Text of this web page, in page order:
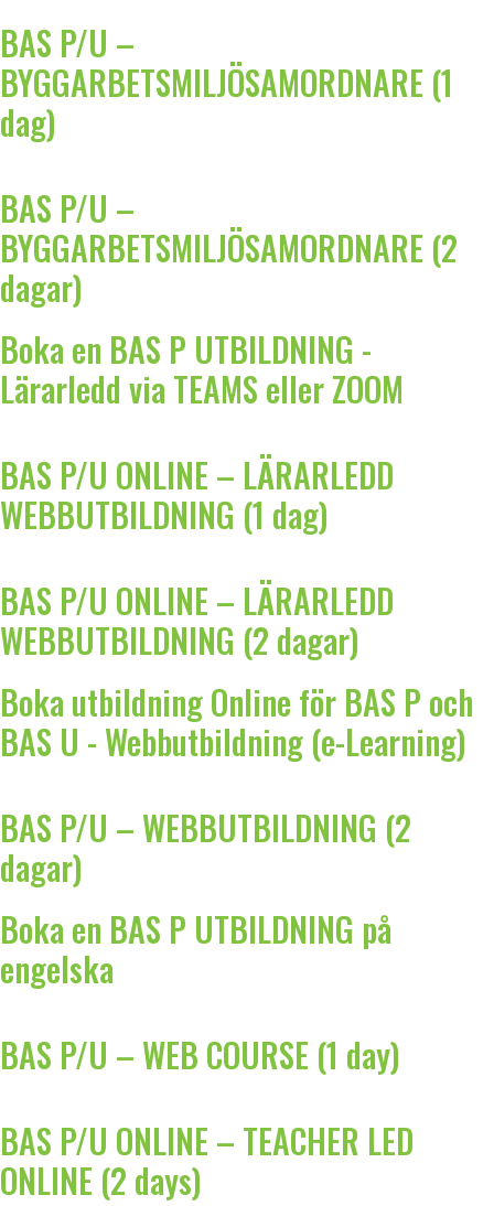
BAS P/U –
BYGGARBETSMILJÖSAMORDNARE (1
dag)
BAS P/U –
BYGGARBETSMILJÖSAMORDNARE (2
dagar)
Boka en BAS P UTBILDNING -
Lärarledd via TEAMS eller ZOOM
BAS P/U ONLINE – LÄRARLEDD
WEBBUTBILDNING (1 dag)
BAS P/U ONLINE – LÄRARLEDD
WEBBUTBILDNING (2 dagar)
Boka utbildning Online för BAS P och
BAS U - Webbutbildning (e-Learning)
BAS P/U – WEBBUTBILDNING (2
dagar)
Boka en BAS P UTBILDNING på
engelska
BAS P/U – WEB COURSE (1 day)
BAS P/U ONLINE – TEACHER LED
ONLINE (2 days)